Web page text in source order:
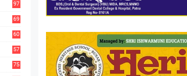
97
69
60
57
75